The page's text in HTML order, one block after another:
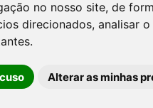
no nosso site, de
direcionados, analisar
Alterar as minhas
PREFEITO
Neves, 205 - Vila Caldas,
Brasil